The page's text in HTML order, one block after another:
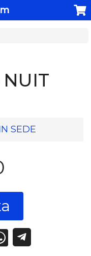
SEDE